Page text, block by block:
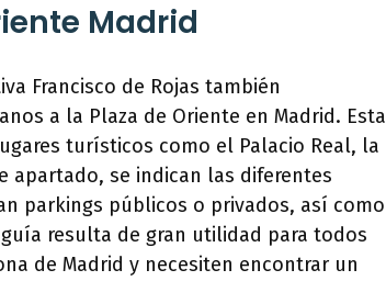
Madrid
Francisco de Rojas también
a la Plaza de Oriente en Madrid. Esta
turísticos como el Palacio Real, la
apartado, se indican las diferentes
parkings públicos o privados, así como
resulta de gran utilidad para todos
de Madrid y necesiten encontrar un